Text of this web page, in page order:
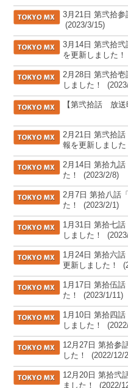
[TOKYO MX]
3月21日 第弐拾参
(2023/3/15)
[TOKYO MX]
3月14日 第弐拾
を更新しました！
[TOKYO MX]
2月28日 第弐拾
しました！
[TOKYO MX]
【第弐拾話 放送
[TOKYO MX]
2月21日 第弐拾
報を更新しました
[TOKYO MX]
2月14日 第拾九
た！
(2023/2/8)
[TOKYO MX]
2月7日 第拾八話
た！
(2023/2/1)
[TOKYO MX]
1月31日 第拾七
しました！
[TOKYO MX]
1月24日 第拾六
更新しました！
[TOKYO MX]
1月17日 第拾伍
た！
(2023/1/11)
[TOKYO MX]
1月10日 第拾四
しました！
[TOKYO MX]
12月27日 第拾参
した！
(2022/12/
[TOKYO MX]
12月20日 第拾弐
ました！
(2022/